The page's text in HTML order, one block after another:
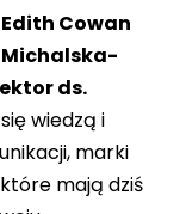
Cowan
ds.
wiedzą i
marki
mają dziś